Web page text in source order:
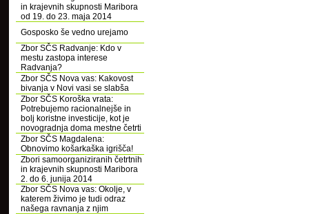
in krajevnih skupnosti Maribora
od 19. do 23. maja 2014
Gosposko še vedno urejamo
Zbor SČS Radvanje: Kdo v
mestu zastopa interese
Radvanja?
Zbor SČS Nova vas: Kakovost
bivanja v Novi vasi se slabša
Zbor SČS Koroška vrata:
Potrebujemo racionalnejše in
bolj koristne investicije, kot je
novogradnja doma mestne četrti
Zbor SČS Magdalena:
Obnovimo košarkaška igrišča!
Zbori samoorganiziranih četrtnih
in krajevnih skupnosti Maribora
2. do 6. junija 2014
Zbor SČS Nova vas: Okolje, v
katerem živimo je tudi odraz
našega ravnanja z njim